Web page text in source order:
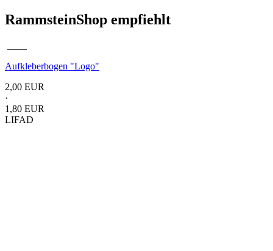
RammsteinShop empfiehlt
Aufkleberbogen "Logo"
2,00 EUR
·
1,80 EUR
LIFAD